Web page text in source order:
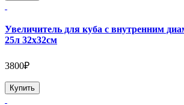
Увеличитель для куба с внутренним
25л 32х32см
3800₽
Купить